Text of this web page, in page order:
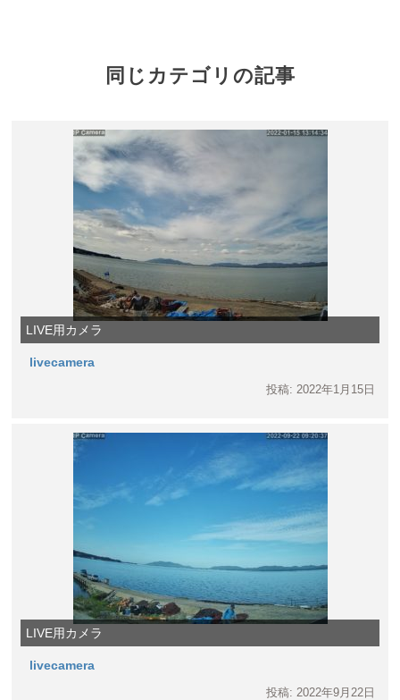
同じカテゴリの記事
LIVE用カメラ
livecamera
投稿: 2022年1月15日
LIVE用カメラ
livecamera
投稿: 2022年9月22日